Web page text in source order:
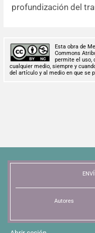
profundización del
Esta obra de
Commons
permite el uso,
cualquier medio, siempre y
del artículo y al medio en que se
Autores